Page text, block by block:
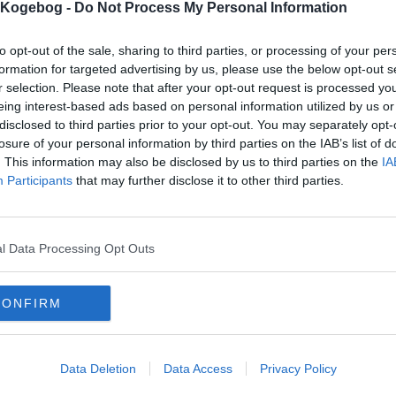
- Do Not Process My Personal Information
opt-out of the sale, sharing to third parties, or processing of your
for targeted advertising by us, please use the below opt-out
selection. Please note that after your opt-out request is processed
interest-based ads based on personal information utilized by us
to third parties prior to your opt-out. You may separately
of your personal information by third parties on the IAB’s list of
This information may also be disclosed by us to third parties on the
Participants that may further disclose it to other third parties.
Data Processing Opt Outs
Data Deletion Data Access Privacy Policy
skal godkendes før den bliver synlig
-
2009-06-06 15:13:20
kan stærk anbefales
Isaksen-2007-11-21 12:35:46
eksortisk forret med uforglemmelig smag
- Privatlivspolitik - Kontakt - Om os - Copyright © Alletiders